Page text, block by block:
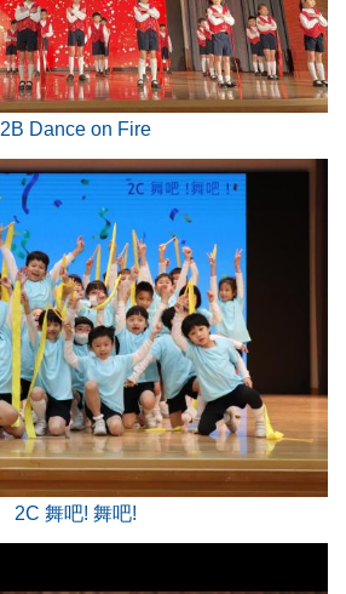
2B Dance on Fire
2C 舞吧! 舞吧!